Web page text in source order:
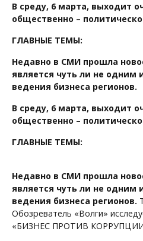
В среду, 6 марта, выходит
общественно –
ГЛАВНЫЕ ТЕМЫ:
Недавно в СМИ прошла
является чуть ли не одним
ведения бизнеса регионов.
В среду, 6 марта, выходит
общественно –
ГЛАВНЫЕ ТЕМЫ:
Недавно в СМИ прошла
является чуть ли не одним
ведения бизнеса регионов.
Обозреватель «Волги»
«БИЗНЕС ПРОТИВ